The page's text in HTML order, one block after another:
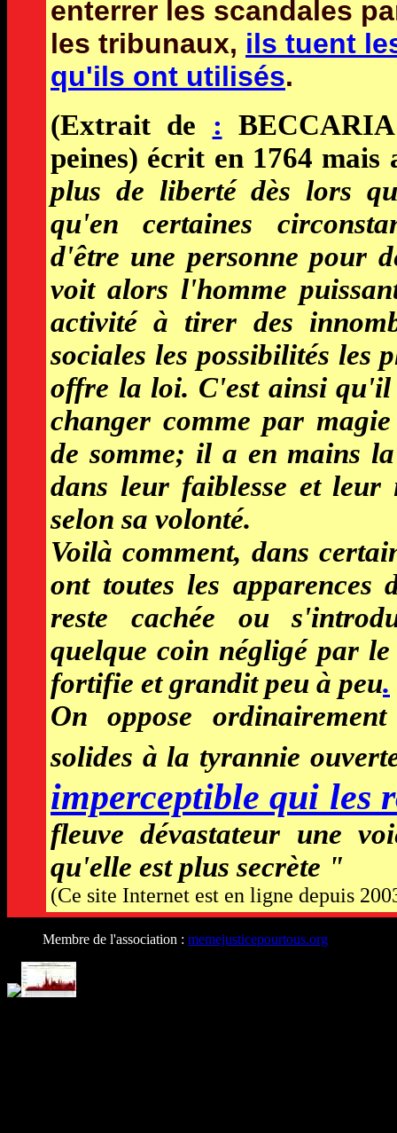
enterrer les scandales
les tribunaux, ils tuent
qu'ils ont utilisés.
(Extrait de :
peines) écrit en 1764
plus de liberté dès lors
qu'en certaines
d'être une personne pour
voit alors l'homme
activité à tirer des
sociales les possibilités les
offre la loi. C'est ainsi qu'il
changer comme par
de somme; il a en mains
dans leur faiblesse et leur
selon sa volonté.
Voilà comment, dans
ont toutes les apparences
reste cachée ou
quelque coin négligé par
fortifie et grandit peu à peu.
On oppose
solides à la tyrannie
imperceptible qui les
fleuve dévastateur une
qu'elle est plus secrète "
(Ce site Internet est en ligne depuis
Membre de l'association : memejusticepourtous.org